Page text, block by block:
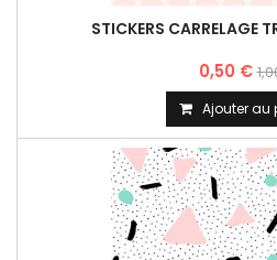
STICKERS CARRELAGE
0,50 €
Ajouter au